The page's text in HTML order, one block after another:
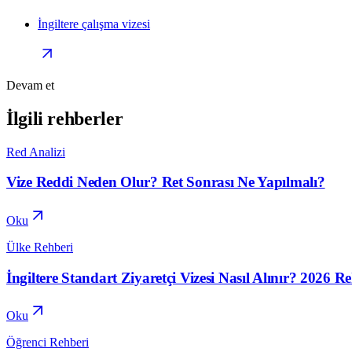
İngiltere çalışma vizesi
Devam et
İlgili rehberler
Red Analizi
Vize Reddi Neden Olur? Ret Sonrası Ne Yapılmalı?
Oku
Ülke Rehberi
İngiltere Standart Ziyaretçi Vizesi Nasıl Alınır? 2026
Oku
Öğrenci Rehberi